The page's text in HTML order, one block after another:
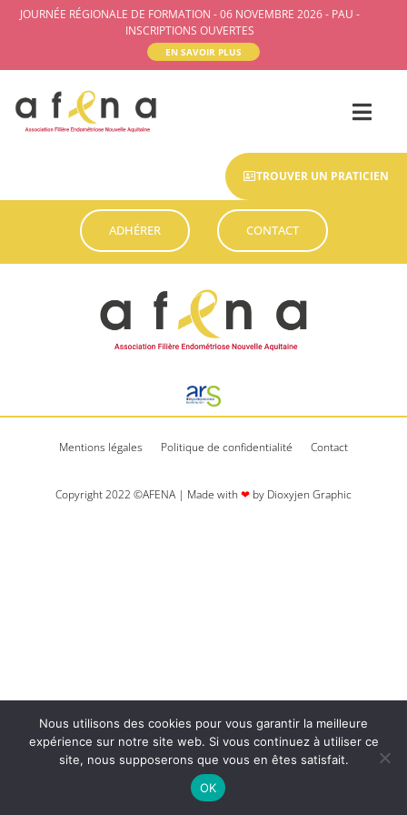
JOURNÉE RÉGIONALE DE FORMATION - 06 NOVEMBRE 2026 - PAU -
INSCRIPTIONS OUVERTES
EN SAVOIR PLUS
TROUVER UN PRATICIEN
ADHÉRER CONTACT
Mentions légales Politique de confidentialité Contact
Copyright 2022 ©AFENA | Made with ❤ by Dioxyjen Graphic​​
Nous utilisons des cookies pour vous garantir la meilleure
expérience sur notre site web. Si vous continuez à utiliser ce
site, nous supposerons que vous en êtes satisfait.
OK